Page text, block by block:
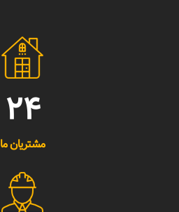
24
مشتریان ما